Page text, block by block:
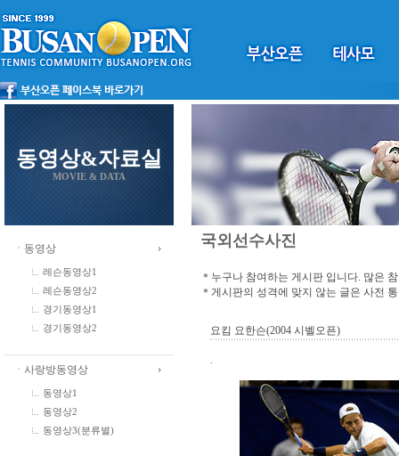
동영상&자료실
MOVIE & DATA
ㆍ동영상
레슨동영상1
레슨동영상2
경기동영상1
경기동영상2
ㆍ사랑방동영상
동영상1
동영상2
동영상3(분류별)
국외선수사진
＊누구나 참여하는 게시판 입니다. 많은
＊게시판의 성격에 맞지 않는 글은 사전
요킴 요한슨(2004 시벨오픈)
.